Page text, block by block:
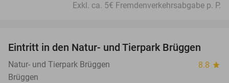
Exkl. ca. 5€ Fremdenverkehrsabgabe p. P.
24%
Eintritt in den Natur- und Tierpark Brüggen
Natur- und Tierpark Brüggen 8.8 star
Brüggen